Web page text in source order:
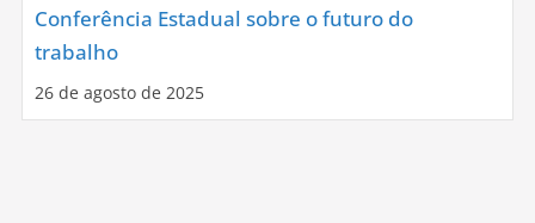
Conferência Estadual sobre o futuro do
trabalho
26 de agosto de 2025